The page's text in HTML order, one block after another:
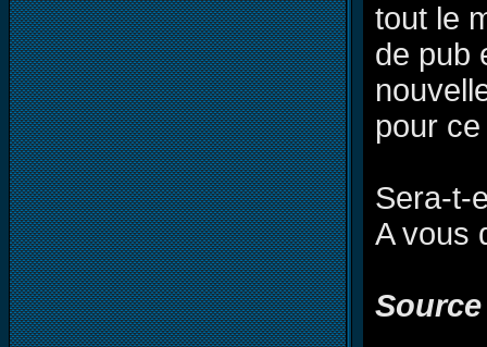
tout le
de pub
pour
Sera-t-
A vous
Source